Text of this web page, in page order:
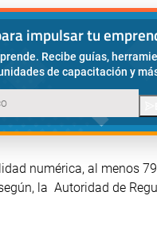
impulsar tu
Recibe guías,
de capacitación y
numérica, al menos
la Autoridad de